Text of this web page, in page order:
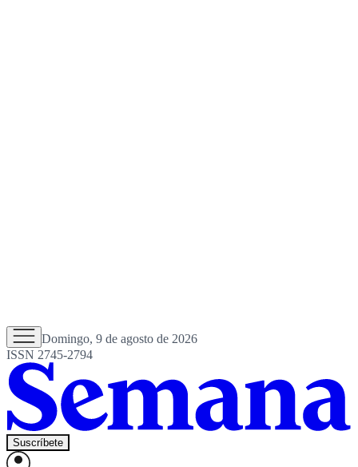
Domingo, 9 de agosto de 2026
ISSN 2745-2794
Suscríbete